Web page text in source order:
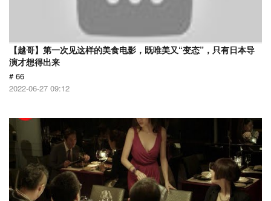
【越哥】第一次见这样的美食电影，既唯美又“变态”，只有日本导
演才想得出来
# 66
2022-06-27 09:12